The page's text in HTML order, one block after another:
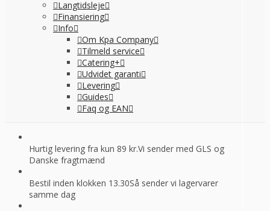
Langtidsleje
Finansiering
Info
Om Kpa Company
Tilmeld service
Catering+
Udvidet garanti
Levering
Guides
Faq og EAN
Hurtig levering fra kun 89 kr.Vi sender med GLS og
Danske fragtmænd
Bestil inden klokken 13.30Så sender vi lagervarer
samme dag